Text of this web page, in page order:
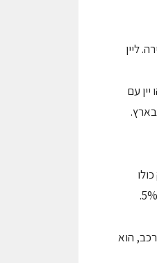
עשוי מ- 60% קברנה, 35% מרלו, ו-5% סירה. ליין
זהו יין עם
ומורכב, הוא